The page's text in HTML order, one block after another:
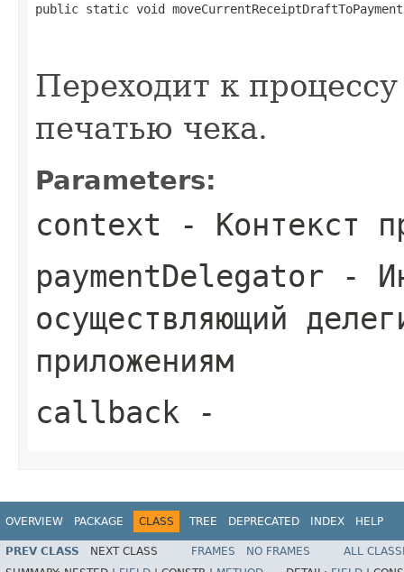
public static void
Переходит к
печатью чека.
Parameters:
context - Контекст
paymentDelegator -
осуществляющий
приложениям
callback -
OVERVIEW PACKAGE CLASS TREE DEPRECATED INDEX HELP
PREV CLASS NEXT CLASS FRAMES NO FRAMES
ALL